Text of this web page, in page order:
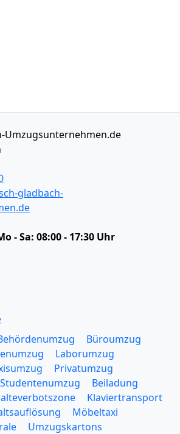
Umzugsunternehmen.de
gladbach-
- Sa: 08:00 - 17:30 Uhr
Büroumzug
Laborumzug
Privatumzug
Studentenumzug
Beiladung
Klaviertransport
Möbeltaxi
Umzugskartons